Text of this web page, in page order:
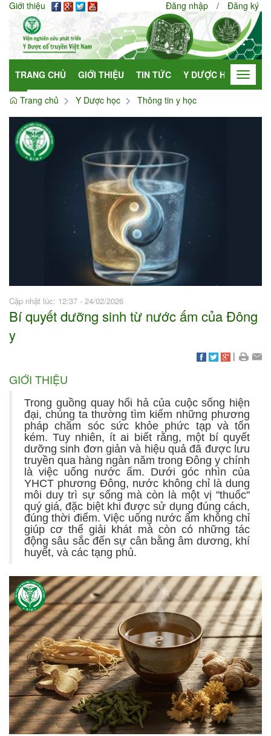
Giới thiệu Đăng nhập / Đăng ký
TRANG CHỦ GIỚI THIỆU TIN TỨC Y DƯỢC HỌC Toggle
Trang chủ
Y Dược học Thông tin y học
Cập nhật lúc: 12:37 - 24/02/2026
Bí quyết dưỡng sinh từ nước ấm của Đông
y
|
GIỚI THIỆU
Trong guồng quay hối hả của cuộc sống hiện
đại, chúng ta thường tìm kiếm những phương
pháp chăm sóc sức khỏe phức tạp và tốn
kém. Tuy nhiên, ít ai biết rằng, một bí quyết
dưỡng sinh đơn giản và hiệu quả đã được lưu
truyền qua hàng ngàn năm trong Đông y chính
là việc uống nước ấm. Dưới góc nhìn của
YHCT phương Đông, nước không chỉ là dung
môi duy trì sự sống mà còn là một vị "thuốc"
quý giá, đặc biệt khi được sử dụng đúng cách,
đúng thời điểm. Việc uống nước ấm không chỉ
giúp cơ thể giải khát mà còn có những tác
động sâu sắc đến sự cân bằng âm dương, khí
huyết, và các tạng phủ.